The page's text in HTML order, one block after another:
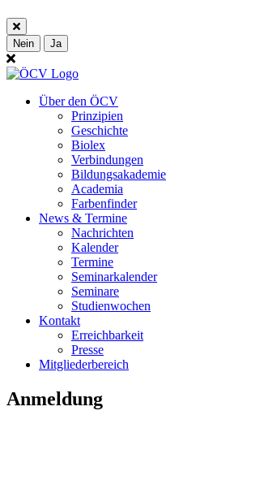
Nein Ja
Über den ÖCV
Prinzipien
Geschichte
Biolex
Verbindungen
Bildungsakademie
Academia
Farbenfinder
News & Termine
Nachrichten
Kalender
Termine
Seminarkalender
Seminare
Studienwochen
Kontakt
Erreichbarkeit
Presse
Mitgliederbereich
Anmeldung